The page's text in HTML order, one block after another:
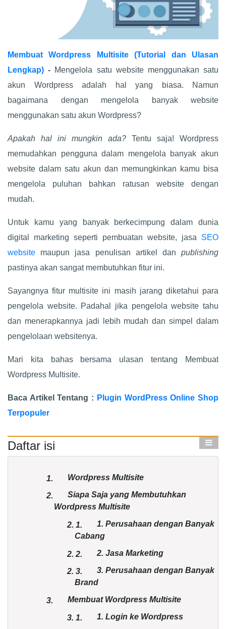
Membuat Wordpress Multisite (Tutorial dan Ulasan
Lengkap)- Mengelola satu website menggunakan satu
akun Wordpress adalah hal yang biasa. Namun
bagaimana dengan mengelola banyak website
menggunakan satu akun Wordpress?
Apakah hal ini mungkin ada? Tentu saja! Wordpress
memudahkan pengguna dalam mengelola banyak akun
website dalam satu akun dan memungkinkan kamu bisa
mengelola puluhan bahkan ratusan website dengan
mudah.
Untuk kamu yang banyak berkecimpung dalam dunia
digital marketing seperti pembuatan website, jasa SEO
website maupun jasa penulisan artikel danpublishing
pastinya akan sangat membutuhkan fitur ini.
Sayangnya fitur multisite ini masih jarang diketahui para
pengelola website. Padahal jika pengelola website tahu
dan menerapkannya jadi lebih mudah dan simpel dalam
pengelolaan websitenya.
Mari kita bahas bersama ulasan tentang Membuat
Wordpress Multisite.
Baca Artikel Tentang : Plugin WordPress Online Shop
Terpopuler
Daftar isi
1. Wordpress Multisite
2.
Siapa Saja yang Membutuhkan
Wordpress Multisite
2. 1.
1. Perusahaan dengan Banyak
Cabang
2.2. 2. Jasa Marketing
2. 3.
3. Perusahaan dengan Banyak
Brand
3. Membuat Wordpress Multisite
3. 1. 1. Login ke Wordpress